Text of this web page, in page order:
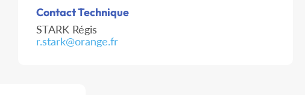
Contact Technique
STARK Régis
r.stark@orange.fr